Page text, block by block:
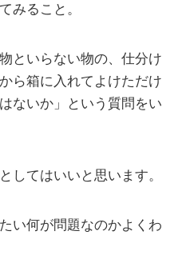
みること。
といらない物の、仕分け
ら箱に入れてよけただけ
ないか」という質問をい
してはいいと思います。
い何が問題なのかよくわ